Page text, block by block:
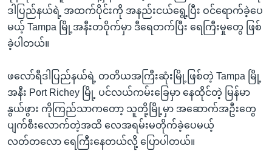
ဒါပြည်နယ်ရဲ့ အထက်ပိုင်းကို အနည်းငယ်ရွေ့ပြီး ဝင်ရောက်ခဲ့ပေ
မယ့် Tampa မြို့အနီးတဝိုက်မှာ ဒီရေတက်ပြီး ရေကြီးမှုတွေ ဖြစ်
ခဲ့ပါတယ်။
ဖလော်ရီဒါပြည်နယ်ရဲ့ တတိယအကြီးဆုံးမြို့ဖြစ်တဲ့ Tampa မြို့
အနီး Port Richey မြို့ ပင်လယ်ကမ်းခြေမှာ နေထိုင်တဲ့ မြန်မာ
နွယ်ဖွား ကိုကြည်သာကတော့ သူတို့မြို့မှာ အဆောက်အဦးတွေ
ပျက်စီးလောက်တဲ့အထိ လေအရမ်းမတိုက်ခဲ့ပေမယ့်
လတ်တလော ရေကြီးနေတယ်လို့ ပြောပါတယ်။